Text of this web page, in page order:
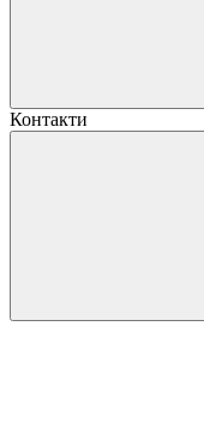
Контакти